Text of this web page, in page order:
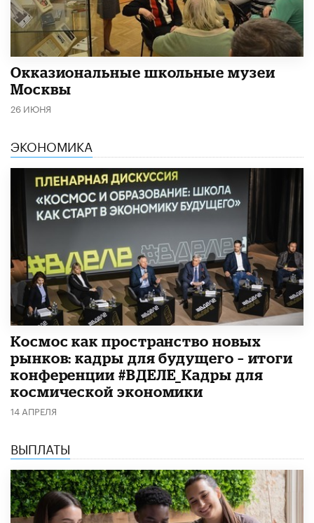
​Окказиональные школьные музеи
Москвы
26 ИЮНЯ
ЭКОНОМИКА
Космос как пространство новых
рынков: кадры для будущего – итоги
конференции #ВДЕЛЕ_Кадры для
космической экономики
14 АПРЕЛЯ
ВЫПЛАТЫ